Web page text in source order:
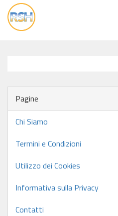
vai
alla
Pagine
Chi Siamo
Termini e Condizioni
Utilizzo dei Cookies
Informativa sulla Privacy
Contatti